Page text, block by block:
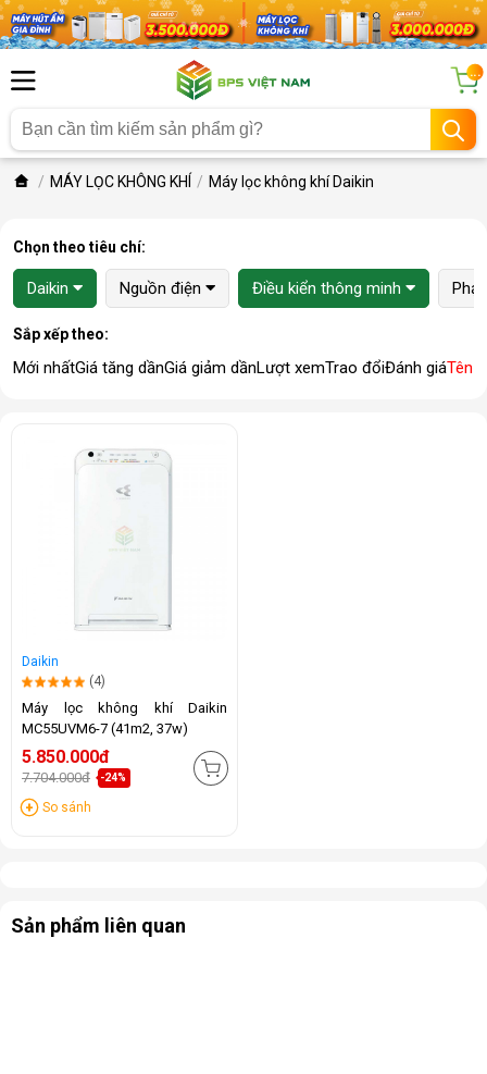
...
MÁY LỌC KHÔNG KHÍ Máy lọc không khí Daikin
Chọn theo tiêu chí:
Daikin Nguồn điện Điều kiển thông minh
Sắp xếp theo:
Mới nhấtGiá tăng dầnGiá giảm dầnLượt xemTrao đổiĐánh giáTên
Daikin
(4)
Máy lọc không khí Daikin
MC55UVM6-7 (41m2, 37w)
5.850.000đ
7.704.000đ -24%
So sánh
Sản phẩm liên quan